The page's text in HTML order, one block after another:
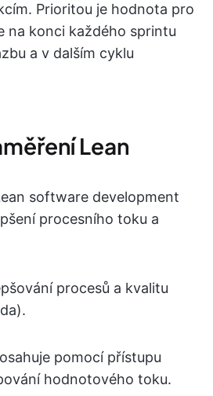
Prioritou je hodnota pro
na konci každého sprintu
a v dalším cyklu
Lean
software development
procesního toku a
procesů a kvalitu
pomocí přístupu
hodnotového toku.